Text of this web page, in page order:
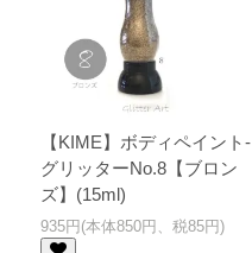
【KIME】ボディペイント-
グリッターNo.8【ブロン
ズ】(15ml)
935円(本体850円、税85円)